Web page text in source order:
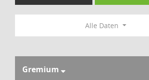
Alle Daten
Gremium